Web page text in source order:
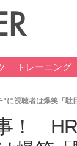
トレーニング
視聴者は爆笑「駄
！